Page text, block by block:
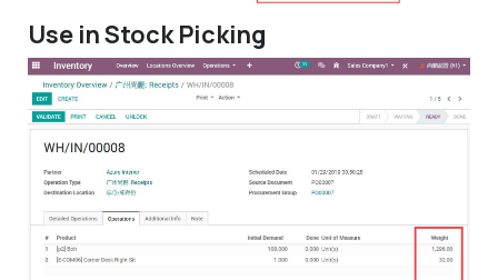
Use in Stock Picking